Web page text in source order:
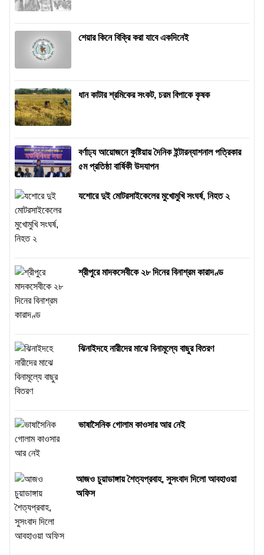
শেয়ার কিনে বিক্রি করা যাবে একদিনেই
ধান কাটার শ্রমিকের সংকট, চরম বিপাকে কৃষক
বর্ণাঢ্য আয়োজনে কুষ্টিয়ায় দৈনিক ইন্টারন্যাশনাল পত্রিকার
৫ম প্রতিষ্ঠা বার্ষিকী উদযাপন
যশোরে দুই মোটরসাইকেলের মুখোমুখি সংঘর্ষ, নিহত ২
শ্রীপুরে মাদকসেবীকে ২৮ দিনের বিনাশ্রম কারাদণ্ড
ঝিনাইদহে নারীদের মাঝে বিনামূল্যে বাছুর বিতরণ
ভাষাসৈনিক গোলাম কাওসার আর নেই
আজও চুয়াডাঙ্গায় শৈত্যপ্রবাহ, সুসংবাদ দিলো আবহাওয়া
অফিস